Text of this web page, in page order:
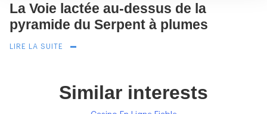
La Voie lactée au-dessus de la
pyramide du Serpent à plumes
LIRE LA SUITE
Similar interests